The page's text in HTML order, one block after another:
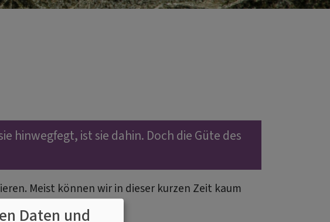
hinwegfegt, ist sie dahin. Doch die Güte des
Meist können wir in dieser kurzen Zeit kaum
der Beerdigung.
Daten und